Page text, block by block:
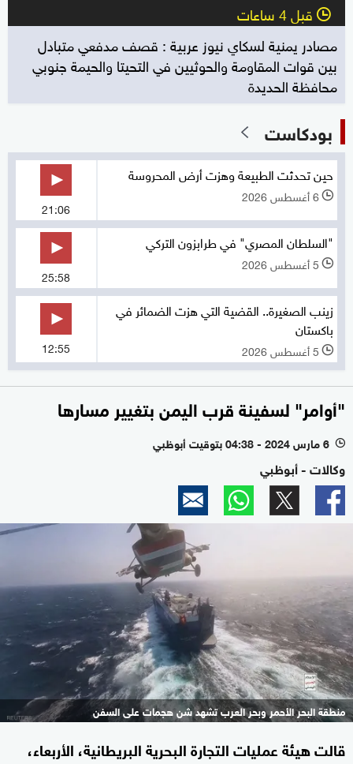
l قبل 4 ساعات
مصادر يمنية لسكاي نيوز عربية : قصف مدفعي متبادل
بين قوات المقاومة والحوثيين في التحيتا والحيمة جنوبي
محافظة الحديدة
بودكاست
حين تحدثت الطبيعة وهزت أرض المحروسة
l 6 أغسطس 2026
21:06
"السلطان المصري" في طرابزون التركي
l 5 أغسطس 2026
25:58
زينب الصغيرة.. القضية التي هزت الضمائر في
باكستان
l 5 أغسطس 2026 12:55
"أوامر" لسفينة قرب اليمن بتغيير مسارها
l 6 مارس 2024 - 04:38 بتوقيت أبوظبي
وكالات - أبوظبي
منطقة البحر الأحمر وبحر العرب تشهد شن هجمات على السفن
قالت هيئة عمليات التجارة البحرية البريطانية، الأربعاء،